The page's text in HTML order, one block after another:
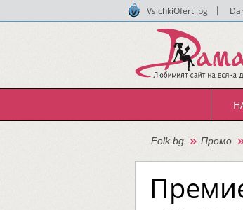
VsichkiOferti.bg
Folk.bg Промо